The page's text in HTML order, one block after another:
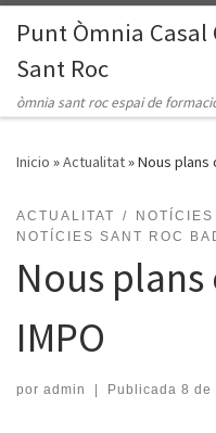
Saltar al contenido
Punt Òmnia
Sant Roc
òmnia sant roc espai de
Inicio »Actualitat»Nous plans
ACTUALITAT
NOTÍCIES SANT ROC
Nous
IMPO
por admin | Publicada 8 de